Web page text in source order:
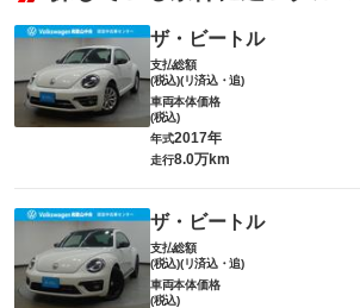
ザ・ビートル
支払総額
(税込)(リ済込・追)
車両本体価格
(税込)
年式2017年
走行8.0万km
ザ・ビートル
支払総額
(税込)(リ済込・追)
車両本体価格
(税込)